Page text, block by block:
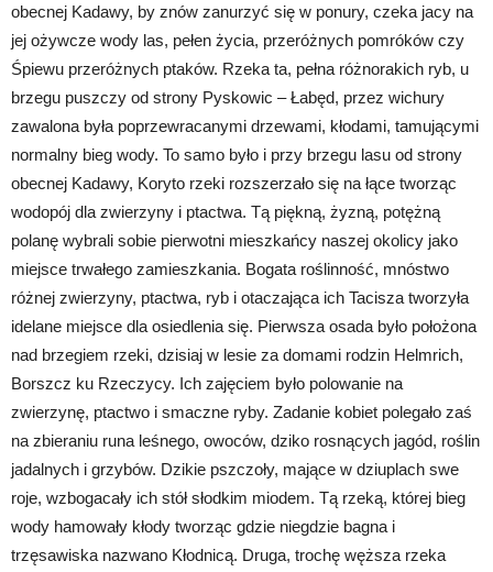
obecnej Kadawy, by znów zanurzyć się w ponury, czeka jacy na
jej ożywcze wody las, pełen życia, przeróżnych pomróków czy
Śpiewu przeróżnych ptaków. Rzeka ta, pełna różnorakich ryb, u
brzegu puszczy od strony Pyskowic – Łabęd, przez wichury
zawalona była poprzewracanymi drzewami, kłodami, tamującymi
normalny bieg wody. To samo było i przy brzegu lasu od strony
obecnej Kadawy, Koryto rzeki rozszerzało się na łące tworząc
wodopój dla zwierzyny i ptactwa. Tą piękną, żyzną, potężną
polanę wybrali sobie pierwotni mieszkańcy naszej okolicy jako
miejsce trwałego zamieszkania. Bogata roślinność, mnóstwo
różnej zwierzyny, ptactwa, ryb i otaczająca ich Tacisza tworzyła
idelane miejsce dla osiedlenia się. Pierwsza osada było położona
nad brzegiem rzeki, dzisiaj w lesie za domami rodzin Helmrich,
Borszcz ku Rzeczycy. Ich zajęciem było polowanie na
zwierzynę, ptactwo i smaczne ryby. Zadanie kobiet polegało zaś
na zbieraniu runa leśnego, owoców, dziko rosnących jagód, roślin
jadalnych i grzybów. Dzikie pszczoły, mające w dziuplach swe
roje, wzbogacały ich stół słodkim miodem. Tą rzeką, której bieg
wody hamowały kłody tworząc gdzie niegdzie bagna i
trzęsawiska nazwano Kłodnicą. Druga, trochę węższa rzeka